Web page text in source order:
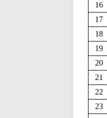
16
17
18
19
20
21
22
23